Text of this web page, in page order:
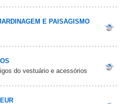
E PAISAGISMO
do vestuário e acessórios